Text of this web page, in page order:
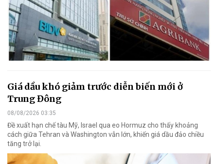
Giá dầu khó giảm trước diễn biến mới ở
Trung Đông
08/08/2026 03:35
Đề xuất hạn chế tàu Mỹ, Israel qua eo Hormuz cho thấy khoảng
cách giữa Tehran và Washington vẫn lớn, khiến giá dầu đảo chiều
tăng trở lại.